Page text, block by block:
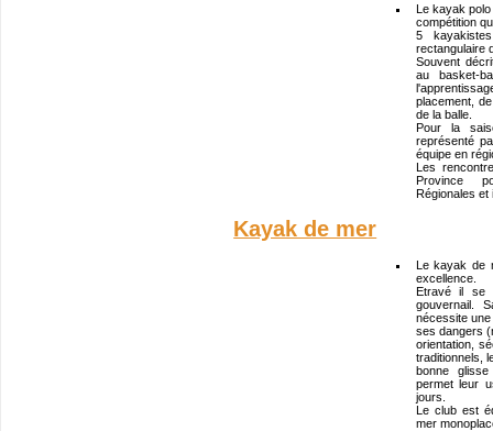
Le kayak
compétition
5
rectangulaire
Souvent
au basket-
placement,
de la balle.
Pour la
représenté
équipe en
Les
Province
Régionales et
Kayak de mer
Le kayak de
excellence.
Etravé il se
gouvernail.
nécessite
ses dangers
orientation,
traditionnels,
bonne
permet leur
jours.
Le club est
mer